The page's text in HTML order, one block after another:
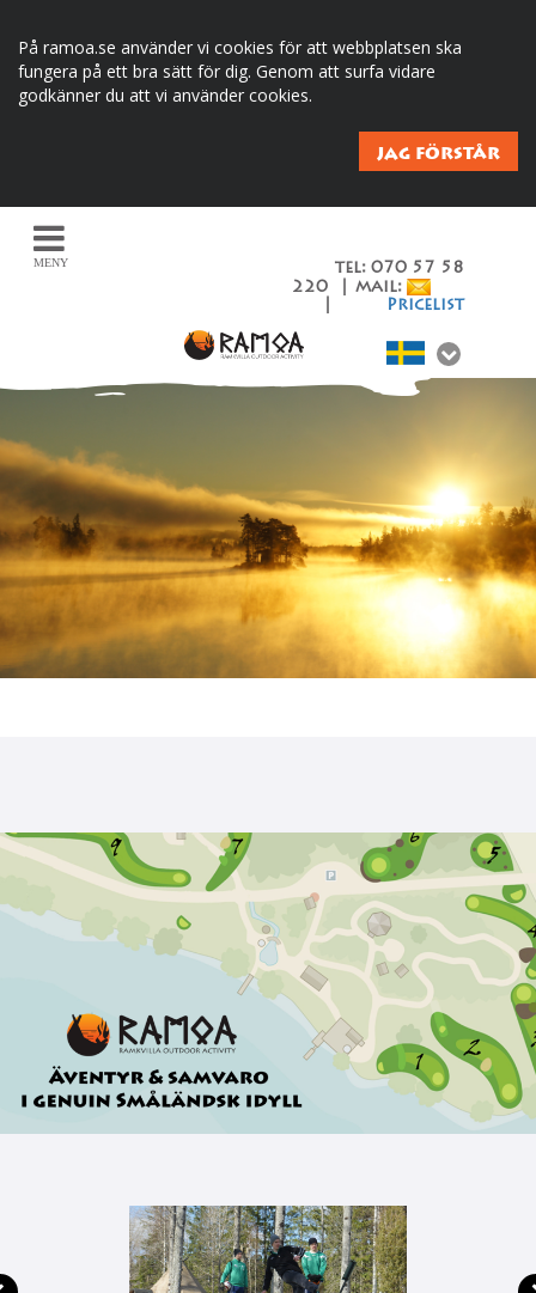
På ramoa.se använder vi cookies för att webbplatsen ska
fungera på ett bra sätt för dig. Genom att surfa vidare
godkänner du att vi använder cookies.
JAG FÖRSTÅR
tel: 070 57 58
220 | mail:
Pricelist
MENY